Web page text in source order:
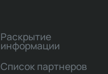
Раскрытие
информации
Список партнеров